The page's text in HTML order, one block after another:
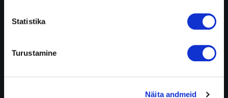
Statistika
Turustamine
Näita andmeid
отклеится.
продуманной
края